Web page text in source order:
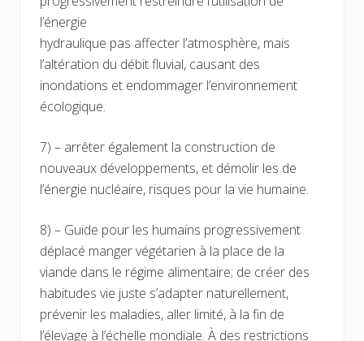
l’énergie
hydraulique pas affecter l’atmosphère, mais
l’altération du débit fluvial, causant des
inondations et endommager l’environnement
écologique.
7) – arrêter également la construction de
nouveaux développements, et démolir les de
l’énergie nucléaire, risques pour la vie humaine.
8) – Guide pour les humains progressivement
déplacé manger végétarien à la place de la
viande dans le régime alimentaire; de créer des
habitudes vie juste s’adapter naturellement,
prévenir les maladies, aller limité, à la fin de
l’élevage à l’échelle mondiale. À des restrictions